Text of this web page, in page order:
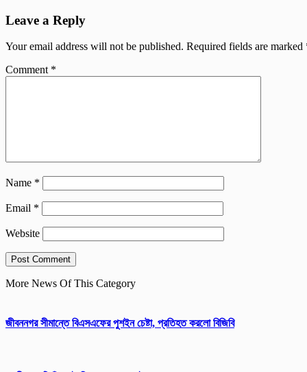
Leave a Reply
Your email address will not be published. Required fields are marked
Comment *
Name *
Email *
Website
More News Of This Category
জীবননগর সীমান্তে বিএসএফের পুশইন চেষ্টা, প্রতিহত করলো বিজিবি